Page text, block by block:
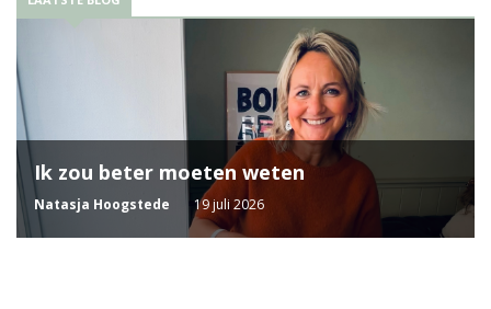
Ik zou beter moeten weten
Natasja Hoogstede 19 juli 2026